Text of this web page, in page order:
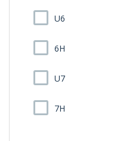
U6
6H
U7
7H